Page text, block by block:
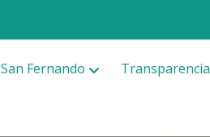
San Fernando Transparencia